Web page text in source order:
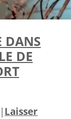
DANS
DE
|Laisser